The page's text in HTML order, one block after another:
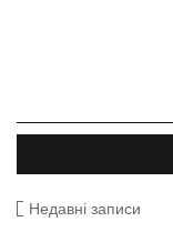
Недавні записи